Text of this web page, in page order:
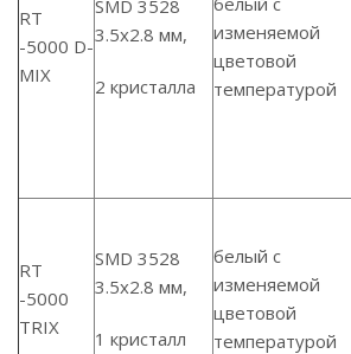
RT
-5000 D-
MIX
SMD 3528
3.5х2.8 мм,
2 кристалла
изменяемой
цветовой
температурой
RT
-5000
TRIX
SMD 3528
3.5х2.8 мм,
1 кристалл
белый с
изменяемой
цветовой
температурой